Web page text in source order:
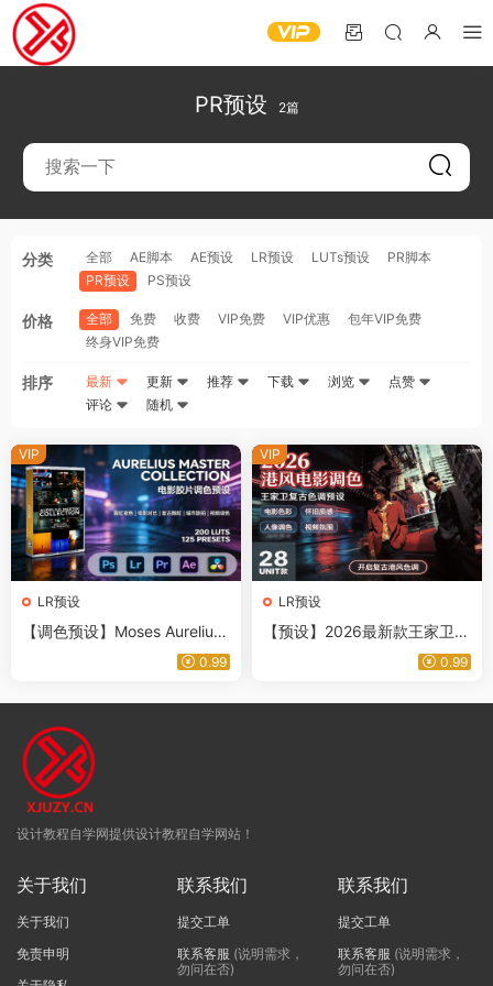
PR预设 2篇
分类 全部 AE脚本 AE预设 LR预设 LUTs预设
PR脚本
PR预设
PS预设
价格 全部 免费 收费 VIP免费 VIP优惠
包年VIP免费
终身VIP免费
排序 最新 更新 推荐 下载 浏览
点赞
评论
随机
LR预设
【调色预设】Moses Aurelius
325款经典复古电影胶片人像
旅拍生活摄影调色LUT及Light
esets
0.99
VIP
LR预设
【预设】2026最新款王家卫电
影复古色调港风街拍FCPX/P
R/DR/LR/PS配置文件预设
0.99
VIP
设计教程自学网提供设计教程自学网站！
关于我们
关于我们
免责申明
联系我们
提交工单
联系客服 (说明需求，
勿问在否)
联系我们
提交工单
联系客服 (说明需求，
勿问在否)